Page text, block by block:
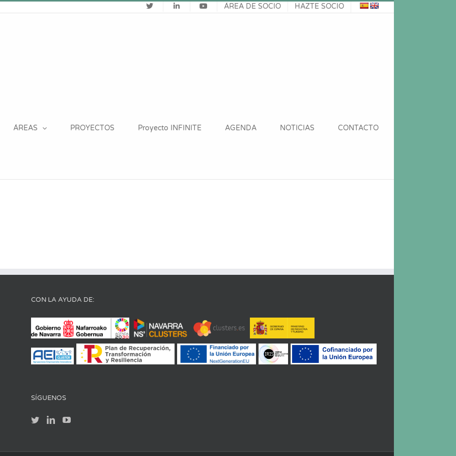
ÁREA DE SOCIO HAZTE SOCIO
ÁREAS PROYECTOS Proyecto INFINITE AGENDA NOTICIAS CONTACTO
CON LA AYUDA DE:
SÍGUENOS